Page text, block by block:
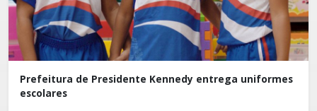
Prefeitura de Presidente Kennedy entrega uniformes
escolares